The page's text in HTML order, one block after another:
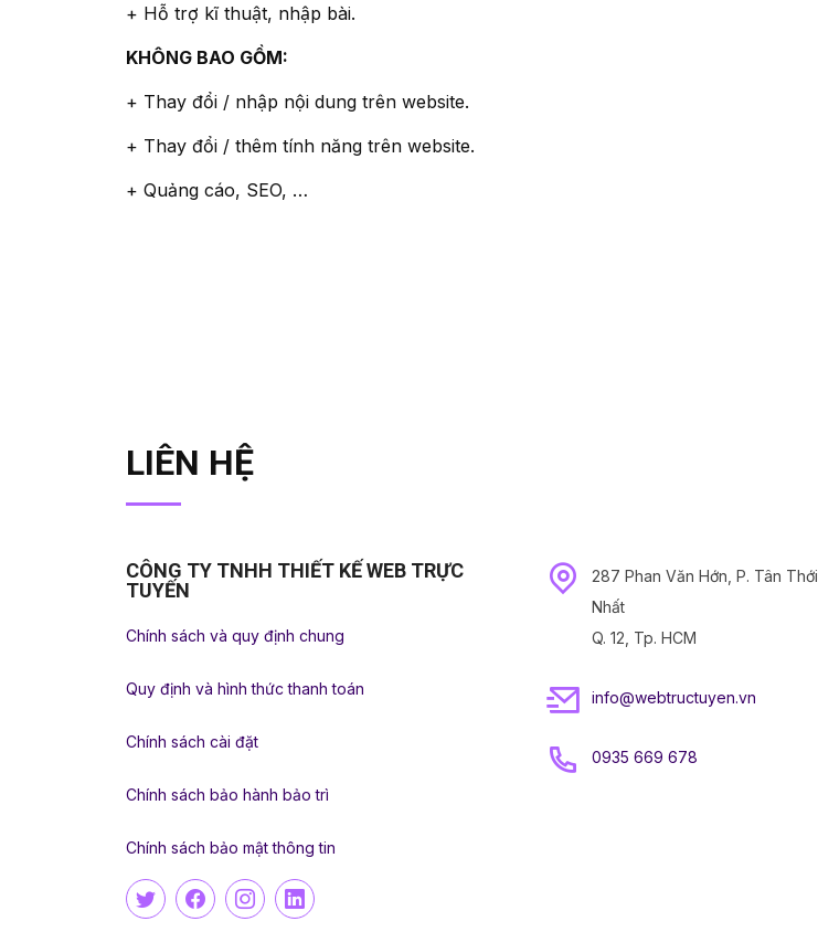
+ Hỗ trợ kĩ thuật, nhập bài.
KHÔNG BAO GỒM:
+ Thay đổi / nhập nội dung trên website.
+ Thay đổi / thêm tính năng trên website.
+ Quảng cáo, SEO, …
LIÊN HỆ
CÔNG TY TNHH THIẾT KẾ WEB TRỰC
TUYẾN
Chính sách và quy định chung
Quy định và hình thức thanh toán
Chính sách cài đặt
Chính sách bảo hành bảo trì
Chính sách bảo mật thông tin
287 Phan Văn Hớn, P. Tân Thới
Nhất
Q. 12, Tp. HCM
info@webtructuyen.vn
0935 669 678